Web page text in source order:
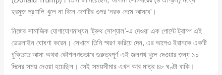
হরমুজ প্রণালি খুলে না দিলে দেশটির ওপর ‘নরক নেমে আসবে’।
নিজের সামাজিক যোগাযোগমাধ্যম ‘ট্রুথ সোশ্যাল’-এ দেওয়া এক পোস্টে ট্রাম্প এই
ডেডলাইন ঘোষণা করেন। সেখানে তিনি স্মরণ করিয়ে দেন, এর আগেও ইরানকে একটি
চুক্তিতে আসা অথবা কৌশলগতভাবে গুরুত্বপূর্ণ এই জলপথ খুলে দেওয়ার জন্য ১০
দিনের সময় দেওয়া হয়েছিল। সেই সময়সীমার এখন আর মাত্র ৪৮ ঘণ্টা বাকি।